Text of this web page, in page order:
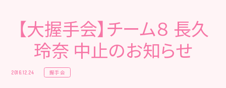
【大握手会】チーム８ 長久
玲奈 中止のお知らせ
2016.12.24 握手会